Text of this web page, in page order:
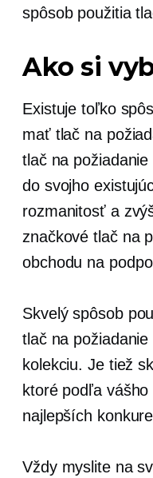
spôsob použitia
Ako si
Existuje toľko
mať tlač na
tlač na požiadanie
do svojho
rozmanitosť a
značkovétlač na
obchodu na
Skvelý spôsob
tlač na požiadanie
kolekciu. Je tiež
ktoré podľa
najlepších
Vždy myslite na